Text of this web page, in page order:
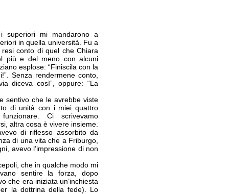
superiori mi mandarono a
in quella università. Fu a
conto di quel che Chiara
più e del meno con alcuni
esplose: “Finiscila con la
Senza rendermene conto,
diceva così”, oppure: “La
sentivo che le avrebbe viste
di unità con i miei quattro
Ci scrivevamo
altra cosa è vivere insieme.
di riflesso assorbito da
di una vita che a Friburgo,
avevo l’impressione di non
che in qualche modo mi
sentire la forza, dopo
che era iniziata un’inchiesta
la dottrina della fede). Lo